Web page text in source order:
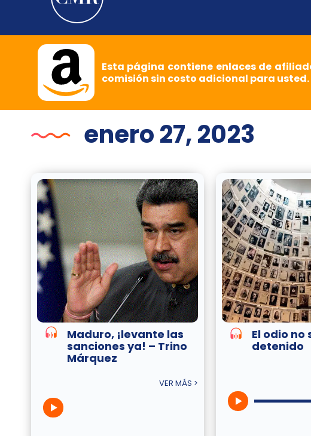
Esta página contiene enlaces de
comisión sin costo adicional para
enero 27, 2023
Maduro, ¡levante las
sanciones ya! – Trino
Márquez
VER MÁS >
El odio no
detenido